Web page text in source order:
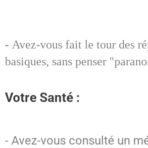
- Avez-vous fait le tour des
basiques, sans penser
Votre Santé :
- Avez-vous consulté un